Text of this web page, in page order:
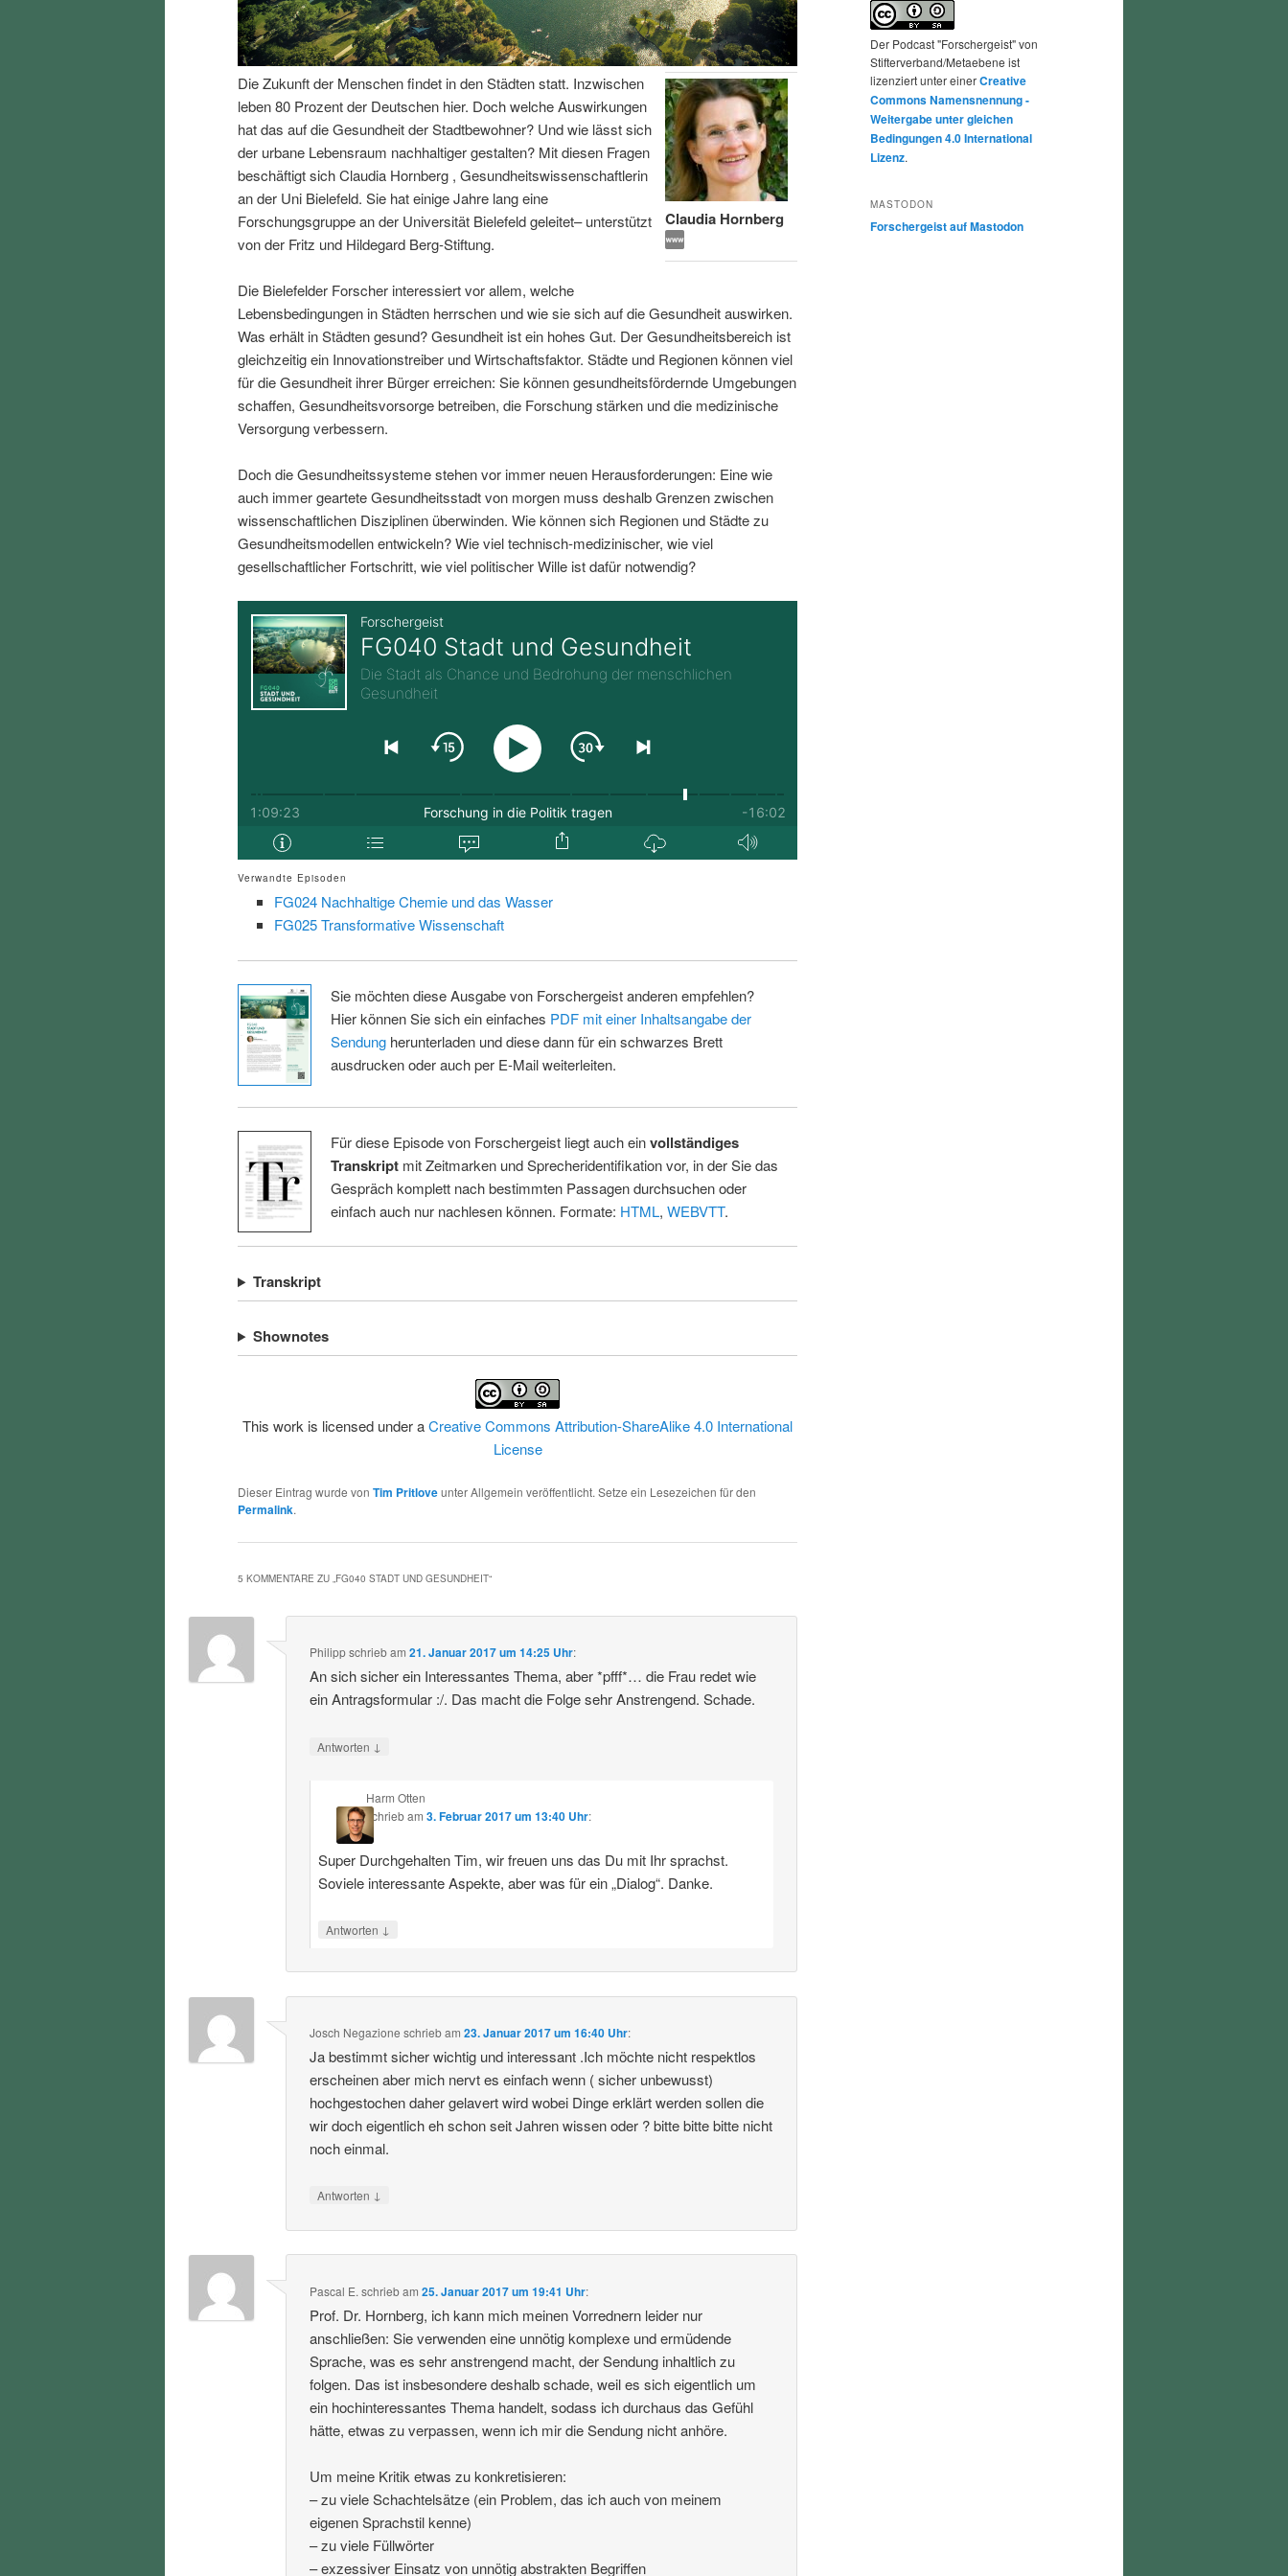
I
l
s
p
r
n
g
n
e
h
l
t
s
r
i
g
e
Claudia Hornberg
Die Zukunft der Menschen findet in den Städten statt. Inzwischen
leben 80 Prozent der Deutschen hier. Doch welche Auswirkungen
hat das auf die Gesundheit der Stadtbewohner? Und wie lässt sich
der urbane Lebensraum nachhaltiger gestalten? Mit diesen Fragen
beschäftigt sich Claudia Hornberg , Gesundheitswissenschaftlerin
an der Uni Bielefeld. Sie hat einige Jahre lang eine
Forschungsgruppe an der Universität Bielefeld geleitet– unterstützt
von der Fritz und Hildegard Berg-Stiftung.
Die Bielefelder Forscher interessiert vor allem, welche
Lebensbedingungen in Städten herrschen und wie sie sich auf die Gesundheit auswirken.
Was erhält in Städten gesund? Gesundheit ist ein hohes Gut. Der Gesundheitsbereich ist
gleichzeitig ein Innovationstreiber und Wirtschaftsfaktor. Städte und Regionen können viel
für die Gesundheit ihrer Bürger erreichen: Sie können gesundheitsfördernde Umgebungen
schaffen, Gesundheitsvorsorge betreiben, die Forschung stärken und die medizinische
Versorgung verbessern.
Doch die Gesundheitssysteme stehen vor immer neuen Herausforderungen: Eine wie
auch immer geartete Gesundheitsstadt von morgen muss deshalb Grenzen zwischen
wissenschaftlichen Disziplinen überwinden. Wie können sich Regionen und Städte zu
Gesundheitsmodellen entwickeln? Wie viel technisch-medizinischer, wie viel
gesellschaftlicher Fortschritt, wie viel politischer Wille ist dafür notwendig?
Verwandte Episoden
FG024 Nachhaltige Chemie und das Wasser
FG025 Transformative Wissenschaft
Sie möchten diese Ausgabe von Forschergeist anderen empfehlen?
Hier können Sie sich ein einfaches PDF mit einer Inhaltsangabe der
Sendungherunterladen und diese dann für ein schwarzes Brett
ausdrucken oder auch per E-Mail weiterleiten.
Für diese Episode von Forschergeist liegt auch einvollständiges
Transkriptmit Zeitmarken und Sprecheridentifikation vor, in der Sie das
Gespräch komplett nach bestimmten Passagen durchsuchen oder
einfach auch nur nachlesen können. Formate: HTML, WEBVTT.
Transkript
Shownotes
This work is licensed under aCreative Commons Attribution-ShareAlike 4.0 International
License
Dieser Eintrag wurde von Tim Pritloveunter Allgemein veröffentlicht. Setze ein Lesezeichen für den
Permalink.
5 KOMMENTARE ZU „FG040 STADT UND GESUNDHEIT“
Philippschriebam21. Januar 2017 um 14:25 Uhr:
An sich sicher ein Interessantes Thema, aber *pfff*… die Frau redet wie
ein Antragsformular :/. Das macht die Folge sehr Anstrengend. Schade.
Antworten ↓
Harm Otten
schriebam 3. Februar 2017 um 13:40 Uhr:
Super Durchgehalten Tim, wir freuen uns das Du mit Ihr sprachst.
Soviele interessante Aspekte, aber was für ein „Dialog“. Danke.
Antworten ↓
Josch Negazione schriebam23. Januar 2017 um 16:40 Uhr:
Ja bestimmt sicher wichtig und interessant .Ich möchte nicht respektlos
erscheinen aber mich nervt es einfach wenn ( sicher unbewusst)
hochgestochen daher gelavert wird wobei Dinge erklärt werden sollen die
wir doch eigentlich eh schon seit Jahren wissen oder ? bitte bitte bitte nicht
noch einmal.
Antworten ↓
Pascal E. schriebam25. Januar 2017 um 19:41 Uhr:
Prof. Dr. Hornberg, ich kann mich meinen Vorrednern leider nur
anschließen: Sie verwenden eine unnötig komplexe und ermüdende
Sprache, was es sehr anstrengend macht, der Sendung inhaltlich zu
folgen. Das ist insbesondere deshalb schade, weil es sich eigentlich um
ein hochinteressantes Thema handelt, sodass ich durchaus das Gefühl
hätte, etwas zu verpassen, wenn ich mir die Sendung nicht anhöre.
Um meine Kritik etwas zu konkretisieren:
– zu viele Schachtelsätze (ein Problem, das ich auch von meinem
eigenen Sprachstil kenne)
– zu viele Füllwörter
– exzessiver Einsatz von unnötig abstrakten Begriffen
Der Podcast "Forschergeist" von
Stifterverband/Metaebene ist
lizenziert unter einerCreative
Commons Namensnennung -
Weitergabe unter gleichen
Bedingungen 4.0 International
Lizenz.
MASTODON
Forschergeist auf Mastodon